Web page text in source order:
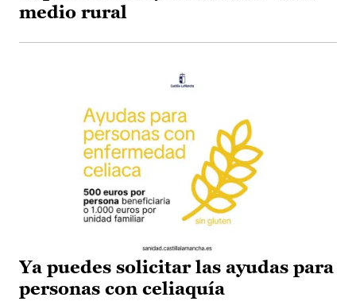
medio rural
Ya puedes solicitar las ayudas para
personas con celiaquía